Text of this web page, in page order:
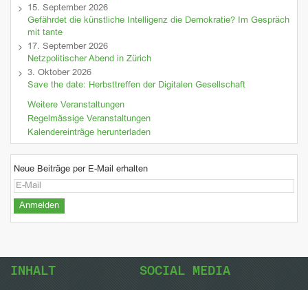
15. September 2026
Gefährdet die künstliche Intelligenz die Demokratie? Im Gespräch
mit tante
17. September 2026
Netzpolitischer Abend in Zürich
3. Oktober 2026
Save the date: Herbsttreffen der Digitalen Gesellschaft
Weitere Veranstaltungen
Regelmässige Veranstaltungen
Kalendereinträge herunterladen
Neue Beiträge per E-Mail erhalten
INHALT SOCIAL MEDIA